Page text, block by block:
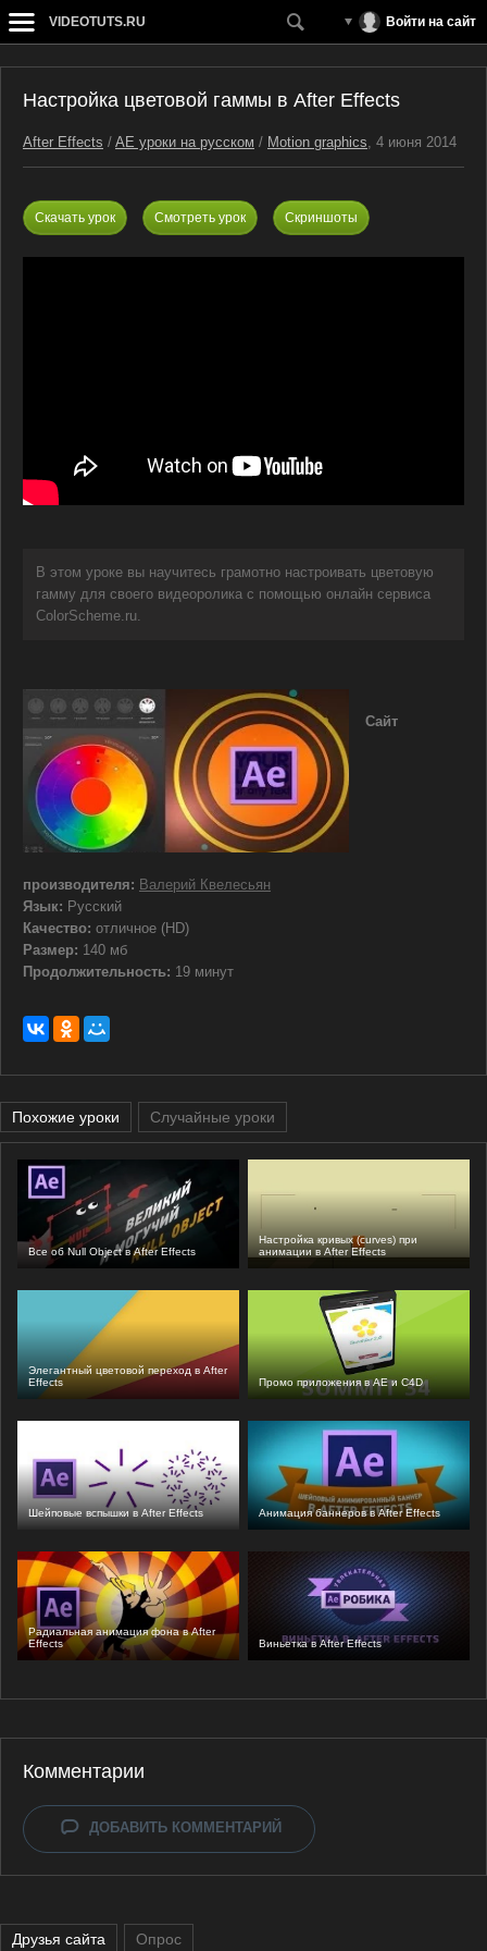
VIDEOTUTS.RU Войти на сайт
Настройка цветовой гаммы в After Effects
After Effects / AE уроки на русском / Motion graphics, 4 июня 2014
Скачать урок Смотреть урок Скриншоты
В этом уроке вы научитесь грамотно настроивать цветовую
гамму для своего видеоролика с помощью онлайн сервиса
ColorScheme.ru.
Сайт
производителя: Валерий Квелесьян
Язык: Русский
Качество: отличное (HD)
Размер: 140 мб
Продолжительность: 19 минут
Похожие уроки Случайные уроки
Все об Null Object в After Effects
Настройка кривых (curves) при
анимации в After Effects
Элегантный цветовой переход в After
Effects
Промо приложения в AE и C4D
Шейповые вспышки в After Effects Анимация баннеров в After Effects
Радиальная анимация фона в After
Effects
Виньетка в After Effects
Комментарии
ДОБАВИТЬ КОММЕНТАРИЙ
Друзья сайта Опрос